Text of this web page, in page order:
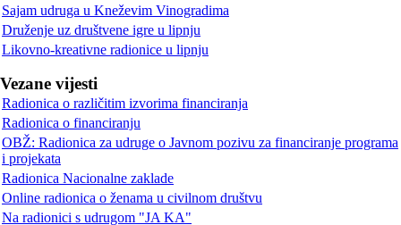
Sajam udruga u Kneževim Vinogradima
Druženje uz društvene igre u lipnju
Likovno-kreativne radionice u lipnju
Vezane vijesti
Radionica o različitim izvorima financiranja
Radionica o financiranju
OBŽ: Radionica za udruge o Javnom pozivu za financiranje programa
i projekata
Radionica Nacionalne zaklade
Online radionica o ženama u civilnom društvu
Na radionici s udrugom "JA KA"